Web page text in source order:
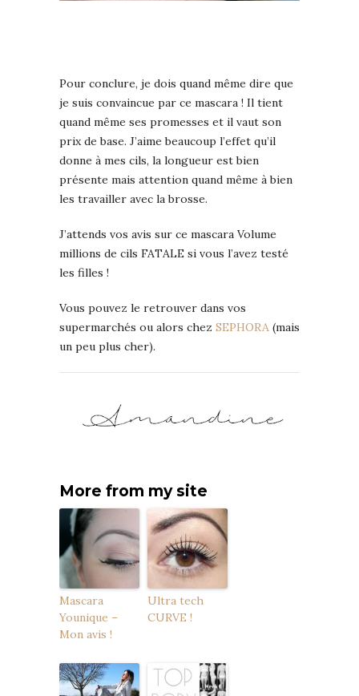
Pour conclure, je dois quand même dire que
je suis convaincue par ce mascara ! Il tient
quand même ses promesses et il vaut son
prix de base. J’aime beaucoup l’effet qu’il
donne à mes cils, la longueur est bien
présente mais attention quand même à bien
les travailler avec la brosse.
J’attends vos avis sur ce mascara Volume
millions de cils FATALE si vous l’avez testé
les filles !
Vous pouvez le retrouver dans vos
supermarchés ou alors chez SEPHORA (mais
un peu plus cher).
More from my site
Mascara
Younique –
Mon avis !
Ultra tech
CURVE !